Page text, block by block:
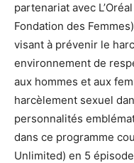
partenariat avec
Fondation des
visant à prévenir le
environnement de
aux hommes et aux
harcèlement sexuel
personnalités
dans ce programme
Unlimited) en 5